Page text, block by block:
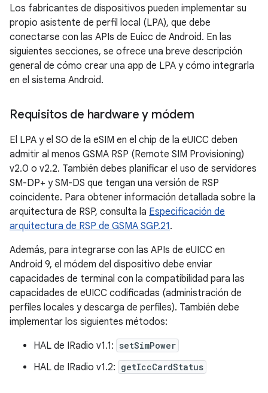
Los fabricantes de dispositivos pueden implementar su
propio asistente de perfil local (LPA), que debe
conectarse con las APIs de Euicc de Android. En las
siguientes secciones, se ofrece una breve descripción
general de cómo crear una app de LPA y cómo integrarla
en el sistema Android.
Requisitos de hardware y módem
El LPA y el SO de la eSIM en el chip de la eUICC deben
admitir al menos GSMA RSP (Remote SIM Provisioning)
v2.0 o v2.2. También debes planificar el uso de servidores
SM-DP+ y SM-DS que tengan una versión de RSP
coincidente. Para obtener información detallada sobre la
arquitectura de RSP, consulta la Especificación de
arquitectura de RSP de GSMA SGP.21.
Además, para integrarse con las APIs de eUICC en
Android 9, el módem del dispositivo debe enviar
capacidades de terminal con la compatibilidad para las
capacidades de eUICC codificadas (administración de
perfiles locales y descarga de perfiles). También debe
implementar los siguientes métodos:
HAL de IRadio v1.1: setSimPower
HAL de IRadio v1.2: getIccCardStatus